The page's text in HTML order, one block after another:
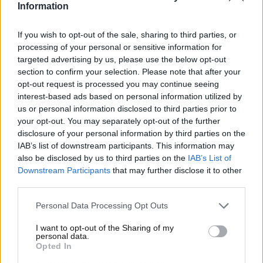
Information
If you wish to opt-out of the sale, sharing to third parties, or
processing of your personal or sensitive information for
targeted advertising by us, please use the below opt-out
section to confirm your selection. Please note that after your
opt-out request is processed you may continue seeing
interest-based ads based on personal information utilized by
us or personal information disclosed to third parties prior to
your opt-out. You may separately opt-out of the further
disclosure of your personal information by third parties on the
IAB’s list of downstream participants. This information may
also be disclosed by us to third parties on the IAB’s List of
Downstream Participants that may further disclose it to other
Personal Data Processing Opt Outs
I want to opt-out of the Sharing of my
personal data.
Opted In
Le caratteristiche tecniche dei
circuiti Formula 1
Ogni circuito di Formula 1 presenta caratteristiche
tecniche uniche che influenzano le prestazioni delle
monoposto e le strategie dei team.
Tra le principali caratteristiche che
contraddistinguono i vari tracciati, possiamo
menzionare:
Lunghezza e numero di curve
La lunghezza dei circuiti e il numero di curve variano
notevolmente tra i vari tracciati. Ad esempio, il
circuito di Monza è uno dei più corti del calendario,
mentre quello di Spa-Francorchamps è il più lungo,
con i suoi 7,004 km e 19 curve.